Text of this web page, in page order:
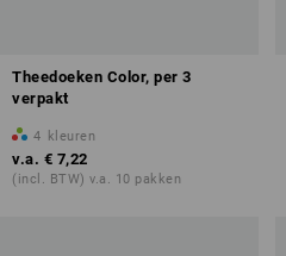
Theedoeken Color, per 3
verpakt
4 kleuren
v.a. € 7,22
(incl. BTW) v.a. 10 pakken